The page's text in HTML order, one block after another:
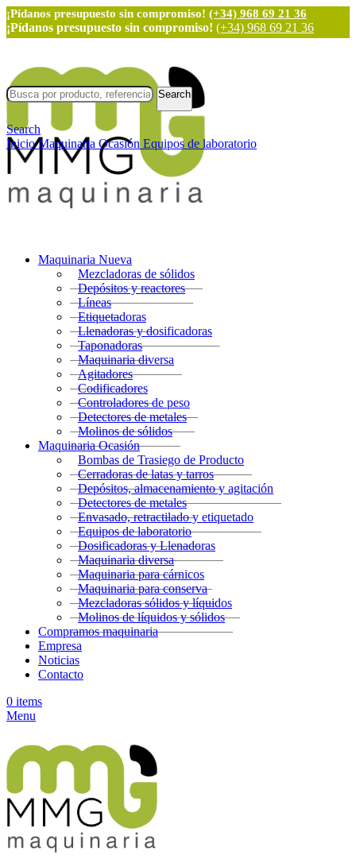
¡Pídanos presupuesto sin compromiso! (+34) 968 69 21 36
¡Pídanos presupuesto sin compromiso! (+34) 968 69 21 36
Maquinaria Nueva
Mezcladoras de sólidos
Depósitos y reactores
Líneas
Etiquetadoras
Llenadoras y dosificadoras
Taponadoras
Maquinaria diversa
Agitadores
Codificadores
Controladores de peso
Detectores de metales
Molinos de sólidos
Maquinaria Ocasión
Bombas de Trasiego de Producto
Cerradoras de latas y tarros
Depósitos, almacenamiento y agitación
Detectores de metales
Envasado, retractilado y etiquetado
Equipos de laboratorio
Dosificadoras y Llenadoras
Maquinaria diversa
Maquinaria para cárnicos
Maquinaria para conserva
Mezcladoras sólidos y líquidos
Molinos de líquidos y sólidos
Compramos maquinaria
Empresa
Noticias
Contacto
0 items
Menu
Search
Search
InicioMaquinaria Ocasión Equipos de laboratorio